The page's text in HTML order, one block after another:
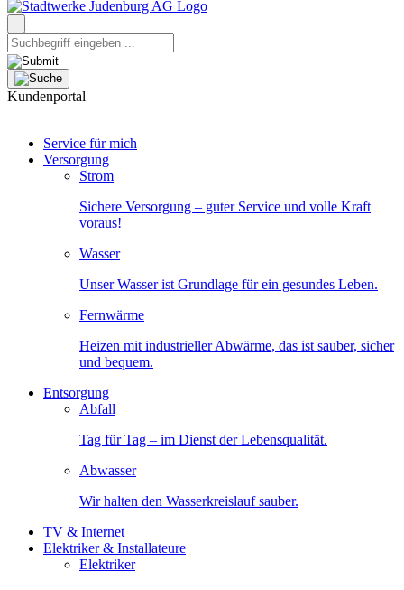
Kundenportal
Service für mich
Versorgung
Strom
Sichere Versorgung – guter Service und volle Kraft
voraus!
Wasser
Unser Wasser ist Grundlage für ein gesundes Leben.
Fernwärme
Heizen mit industrieller Abwärme, das ist sauber, sicher
und bequem.
Entsorgung
Abfall
Tag für Tag – im Dienst der Lebensqualität.
Abwasser
Wir halten den Wasserkreislauf sauber.
TV & Internet
Elektriker & Installateure
Elektriker